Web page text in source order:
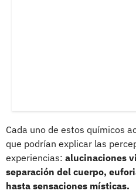
Cada uno de estos químicos
que podrían explicar las
experiencias: alucinaciones
separación del cuerpo,
hasta sensaciones místicas.